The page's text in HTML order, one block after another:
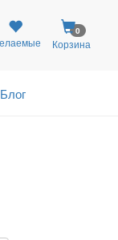
0
Корзина
Блог